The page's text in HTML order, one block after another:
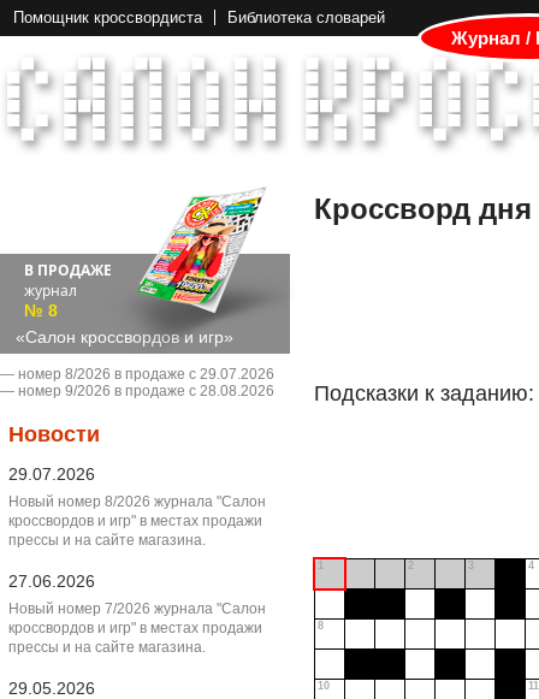
Помощник кроссвордиста Библиотека словарей
Журнал /
В ПРОДАЖЕ
журнал
№ 8
«Салон кроссвордов и игр»
― номер 8/2026 в продаже с 29.07.2026
― номер 9/2026 в продаже с 28.08.2026
Новости
29.07.2026
Новый номер 8/2026 журнала "Салон
кроссвордов и игр" в местах продажи
прессы и на сайте магазина.
27.06.2026
Новый номер 7/2026 журнала "Салон
кроссвордов и игр" в местах продажи
прессы и на сайте магазина.
29.05.2026
Кроссворд дня
Подсказки к заданию:
1 2 3 4
8
10 11